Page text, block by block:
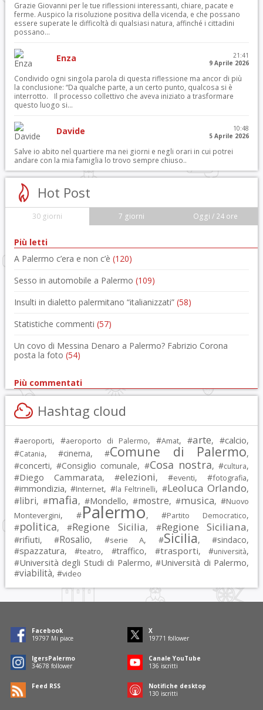
Grazie Giovanni per le tue riflessioni interessanti, chiare, pacate e
ferme. Auspico la risoluzione positiva della vicenda, e che possano
essere superate le difficoltà di qualsiasi natura, affinché i cittadini
possano...
Enza
21:41
9 Aprile 2026
Condivido ogni singola parola di questa riflessione ma ancor di più
la conclusione: “Da qualche parte, a un certo punto, qualcosa si è
interrotto. Il processo collettivo che aveva iniziato a trasformare
questo luogo si...
Davide
10:48
5 Aprile 2026
Salve io abito nel quartiere ma nei giorni e negli orari in cui potrei
andare con la mia famiglia lo trovo sempre chiuso..
Hot Post
30 giorni 7 giorni Oggi / 24 ore
Più letti
A Palermo c’era e non c’è (120)
Sesso in automobile a Palermo (109)
Insulti in dialetto palermitano “italianizzati” (58)
Statistiche commenti (57)
Un covo di Messina Denaro a Palermo? Fabrizio Corona
posta la foto (54)
Più commentati
Hashtag cloud
#aeroporti, #aeroporto di Palermo, #Amat, #arte, #calcio,
#Catania, #cinema, #Comune di Palermo,
#concerti, #Consiglio comunale, #Cosa nostra, #cultura,
#Diego Cammarata, #elezioni, #eventi, #fotografia,
#immondizia, #Internet, #la Feltrinelli, #Leoluca Orlando,
#libri, #mafia, #Mondello, #mostre, #musica, #Nuovo
Montevergini, #Palermo, #Partito Democratico,
#politica, #Regione Sicilia, #Regione Siciliana,
#rifiuti, #Rosalio, #serie A, #Sicilia, #sindaco,
#spazzatura, #teatro, #traffico, #trasporti, #università,
#Università degli Studi di Palermo, #Università di Palermo,
#viabilità, #video
Facebook
19797 Mi piace
X
19771 follower
IgersPalermo
34678 follower
Canale YouTube
136 iscritti
Feed RSS
Notifiche desktop
130 iscritti